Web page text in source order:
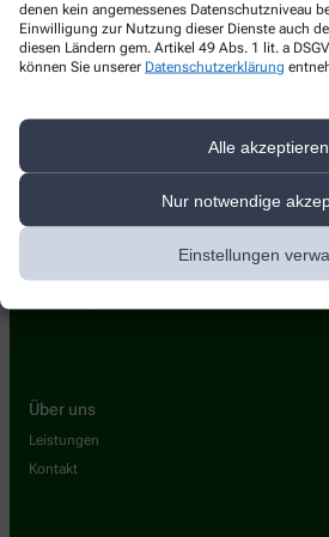
denen kein angemessenes Datenschutzniveau
Einwilligung zur Nutzung dieser Dienste auch
diesen Ländern gem. Artikel 49 Abs. 1 lit. a
können Sie unserer Datenschutzerklärung
Alle akzeptieren
Nur notwendige
Einstellungen
Kreuzbergstraße 10, 42899 Remscheid
+49-2191/694700
+49-2191/6947010
Über uns
Leistungen
Kontakt